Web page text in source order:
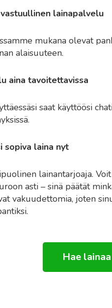
lainapalvelu
mukana olevat
alaisuuteen.
aina tavoitettavissa
saat käyttöösi
sopiva laina nyt
lainantarjoaja.
asti – sinä päätät
vakuudettomia, joten
Hae lainaa